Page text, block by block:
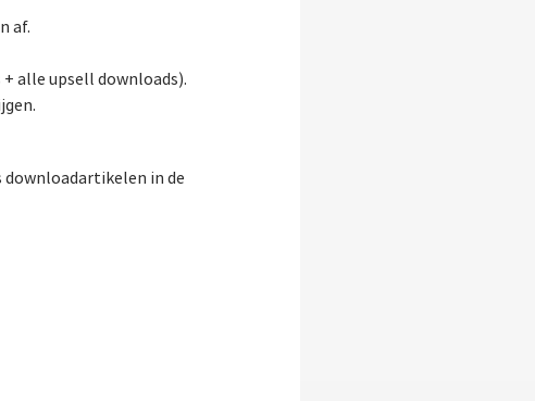
af.
alle upsell downloads).
downloadartikelen in de